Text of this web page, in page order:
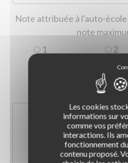
Note attribuée à l'auto-école
1
2
5
Les cookies
informations sur
comme vos
interactions. Ils
fonctionnement
contenu proposé.